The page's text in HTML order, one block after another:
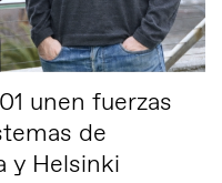
unen fuerzas
de
y Helsinki